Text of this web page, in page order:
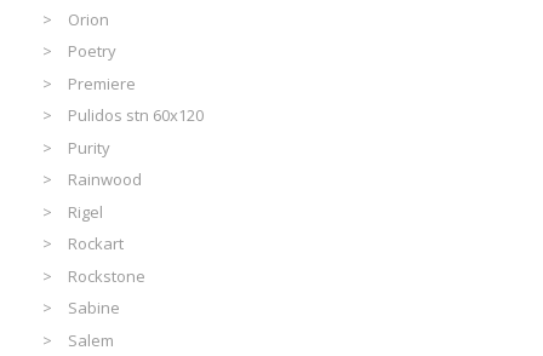
Orion
Poetry
Premiere
Pulidos stn 60x120
Purity
Rainwood
Rigel
Rockart
Rockstone
Sabine
Salem